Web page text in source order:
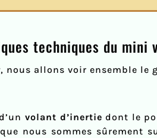
techniques du mini
, nous allons voir ensemble le
volant d’inertie dont le
nous sommes sûrement